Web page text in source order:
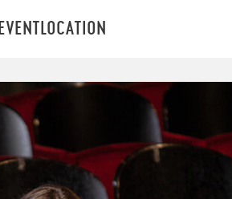
EVENTLOCATION